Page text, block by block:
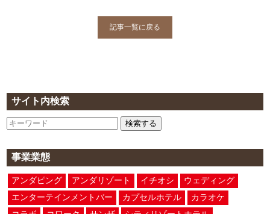
サイト内検索
検索する
事業業態
アンダピング アンダリゾート イチオシ
ウェディング
エンターテインメントバー
カプセルホテル
カラオケ
記事一覧に戻る